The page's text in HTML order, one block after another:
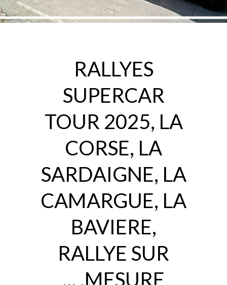
RALLYES
SUPERCAR
TOUR 2025, LA
CORSE, LA
SARDAIGNE, LA
CAMARGUE, LA
BAVIERE,
RALLYE SUR
MESURE, ...